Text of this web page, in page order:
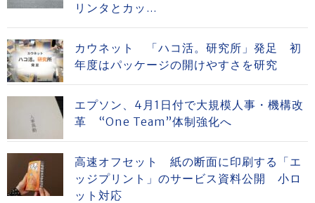
リンタとカッ...
カウネット 「ハコ活。研究所」発足 初
年度はパッケージの開けやすさを研究
エプソン、4月1日付で大規模人事・機構改
革 “One Team”体制強化へ
高速オフセット 紙の断面に印刷する「エ
ッジプリント」のサービス資料公開 小ロ
ット対応